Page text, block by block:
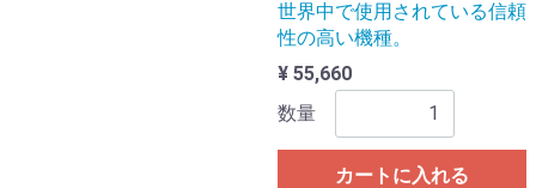
世界中で使用されている信頼
性の高い機種。
¥ 55,660
数量
カートに入れる